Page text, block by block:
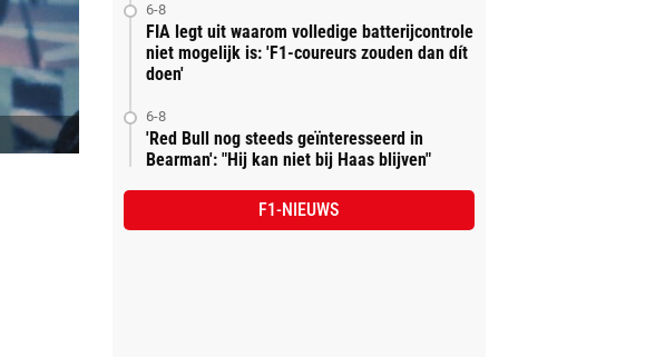
6-8
FIA legt uit waarom volledige batterijcontrole
niet mogelijk is: 'F1-coureurs zouden dan dít
doen'
6-8
'Red Bull nog steeds geïnteresseerd in
Bearman': "Hij kan niet bij Haas blijven"
F1-NIEUWS